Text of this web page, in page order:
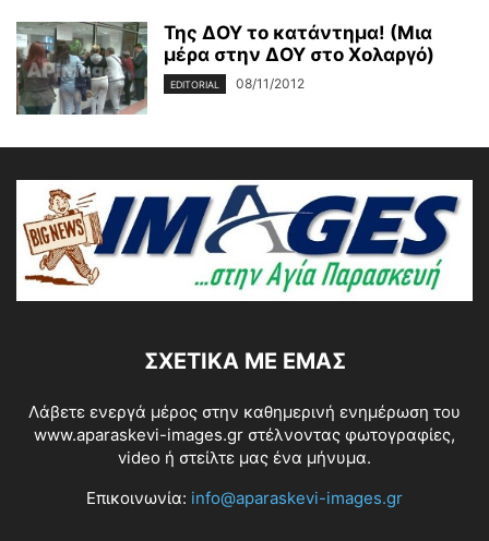
Της ΔΟΥ το κατάντημα! (Μια
μέρα στην ΔΟΥ στο Χολαργό)
EDITORIAL 08/11/2012
ΣΧΕΤΙΚΆ ΜΕ ΕΜΆΣ
Λάβετε ενεργά μέρος στην καθημερινή ενημέρωση του
www.aparaskevi-images.gr στέλνοντας φωτογραφίες,
video ή στείλτε μας ένα μήνυμα.
Επικοινωνία: info@aparaskevi-images.gr